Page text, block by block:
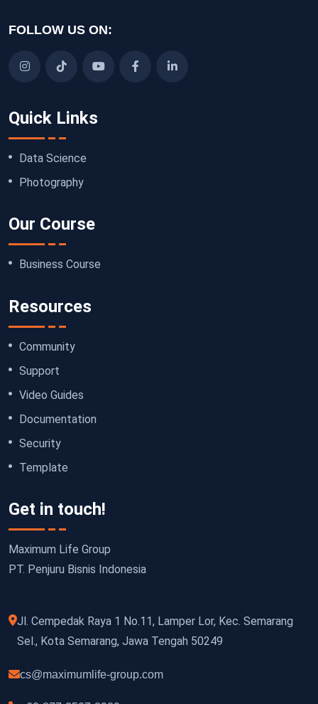
FOLLOW US ON:
Quick Links
Data Science
Photography
Our Course
Business Course
Resources
Community
Support
Video Guides
Documentation
Security
Template
Get in touch!
Maximum Life Group
PT. Penjuru Bisnis Indonesia
Jl. Cempedak Raya 1 No.11, Lamper Lor, Kec. Semarang
Sel., Kota Semarang, Jawa Tengah 50249
cs@maximumlife-group.com